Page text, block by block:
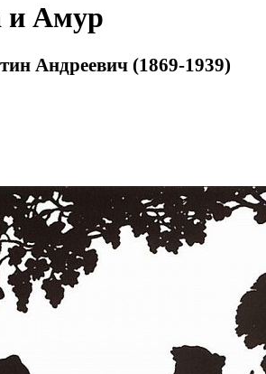
и Амур
Андреевич (1869-1939)